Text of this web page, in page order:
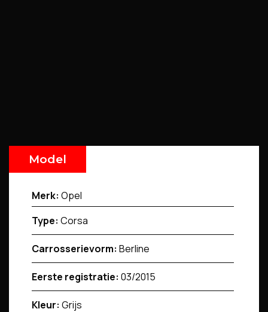
Model
Merk: Opel
Type: Corsa
Carrosserievorm: Berline
Eerste registratie: 03/2015
Kleur: Grijs